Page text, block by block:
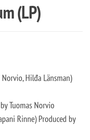
(LP)
Norvio, Hilđa Länsman)
Tuomas Norvio
Rinne) Produced by